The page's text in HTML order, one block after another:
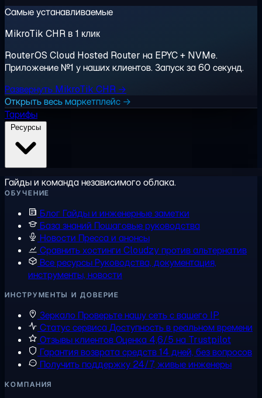
Самые устанавливаемые
MikroTik CHR в 1 клик
RouterOS Cloud Hosted Router на EPYC + NVMe.
Приложение №1 у наших клиентов. Запуск за 60 секунд.
Развернуть MikroTik CHR →
Открыть весь маркетплейс →
Тарифы
Гайды и команда независимого облака.
ОБУЧЕНИЕ
Блог Гайды и инженерные заметки
База знаний Пошаговые руководства
Новости Пресса и анонсы
Сравнить хостинги Cloudzy против альтернатив
Все ресурсыРуководства, документация,
инструменты, новости
ИНСТРУМЕНТЫ И ДОВЕРИЕ
Зеркало Проверьте нашу сеть с вашего IP
Статус сервисаДоступность в реальном времени
Отзывы клиентовОценка 4,6/5 на Trustpilot
Гарантия возврата средств14 дней, без вопросов
Получить поддержку 24/7, живые инженеры
КОМПАНИЯ